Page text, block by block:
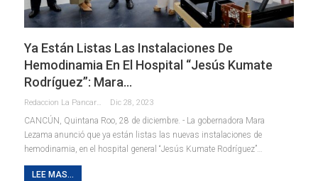
Ya Están Listas Las Instalaciones De
Hemodinamia En El Hospital “Jesús Kumate
Rodríguez”: Mara…
Redaccion La Pancarta De Quintana Roo Dic 28, 2023
CANCÚN, Quintana Roo, 28 de diciembre. - La gobernadora Mara
Lezama anunció que ya están listas las nuevas instalaciones de
hemodinamia, en el hospital general “Jesús Kumate Rodríguez”…
LEE MAS...